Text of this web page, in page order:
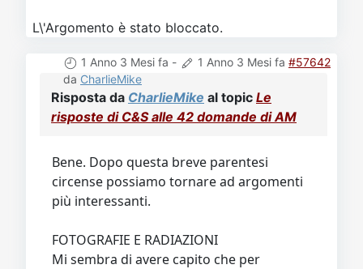
L\'Argomento è stato bloccato.
1 Anno 3 Mesi fa - 1 Anno 3 Mesi fa #57642
da CharlieMike
Risposta da CharlieMike al topic Le
risposte di C&S alle 42 domande di AM
Bene. Dopo questa breve parentesi
circense possiamo tornare ad argomenti
più interessanti.
FOTOGRAFIE E RADIAZIONI
Mi sembra di avere capito che per